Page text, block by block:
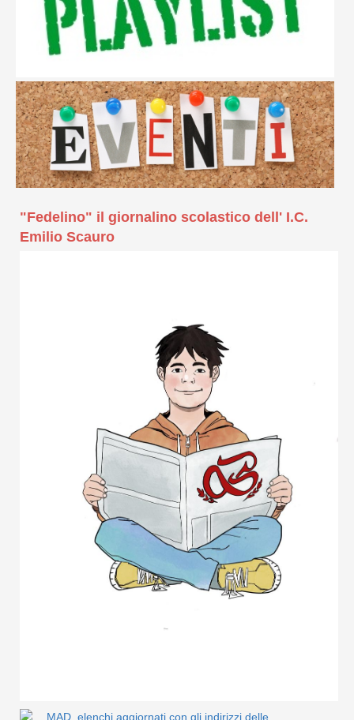
"Fedelino" il giornalino scolastico dell' I.C.
Emilio Scauro